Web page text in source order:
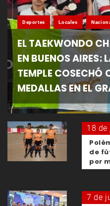
Deportes Locales
EL TAEKWONDO
EN BUENOS AIRES:
TEMPLE COSECHÓ
MEDALLAS EN EL
18
de
por
7 de